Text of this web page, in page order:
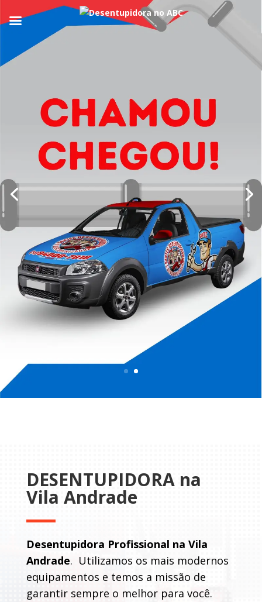
DESENTUPIDORA na
Vila Andrade
Desentupidora Profissional na Vila
Andrade. Utilizamos os mais modernos
equipamentos e temos a missão de
garantir sempre o melhor para você.